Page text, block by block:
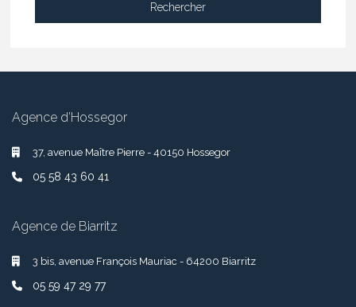
Rechercher
Agence d’Hossegor
37, avenue Maître Pierre - 40150 Hossegor
05 58 43 60 41
Agence de Biarritz
3 bis, avenue François Mauriac - 64200 Biarritz
05 59 47 29 77